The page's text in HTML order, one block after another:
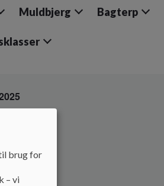
Muldbjerg Bagterp
brug for
– vi